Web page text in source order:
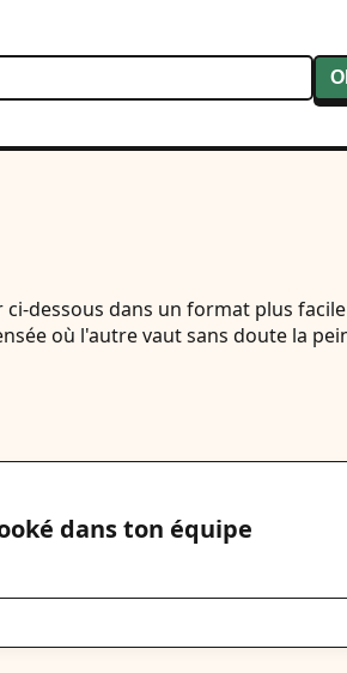
dessous dans un format plus
où l'autre vaut sans doute la
dans ton équipe